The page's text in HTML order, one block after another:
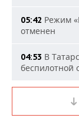
05:42 Режим
отменен
04:53 В
беспилотной